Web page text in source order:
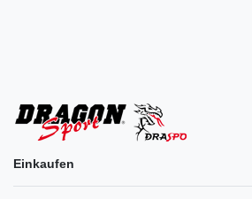
Einkaufen